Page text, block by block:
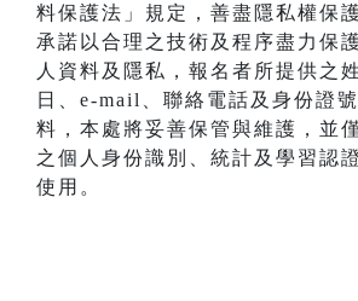
料保護法」規定，善盡隱私權保
承諾以合理之技術及程序盡力保
人資料及隱私，報名者所提供之
日、e-mail、聯絡電話及身份證
料，本處將妥善保管與維護，並
之個人身份識別、統計及學習認
使用。